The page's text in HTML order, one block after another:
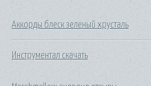
Аккорды блеск зеленый хрусталь
Инструментал скачать